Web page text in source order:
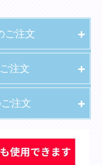
ご注文
注文
注文